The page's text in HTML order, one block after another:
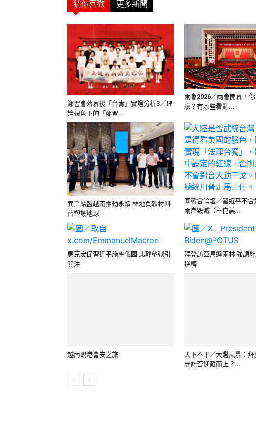
猜你喜歡 更多新聞
鄭習會落幕後「台青」實證分析3／理
論視角下的「鄭習...
兩會2026／兩會開幕，
麼？有哪些看點...
異業結盟越南推動永續 林地負碳材料
替塑護地球
國戰會論壇／習近平不會
兩岸毀滅（王崑義...
馬克宏促習近平施壓俄國 北韓參戰引
關注
拜登訪亞馬遜雨林 強調
逆轉